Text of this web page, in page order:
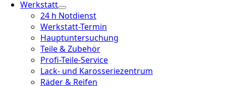
Werkstatt
24 h Notdienst
Werkstatt-Termin
Hauptuntersuchung
Teile & Zubehör
Profi-Teile-Service
Lack- und Karosseriezentrum
Räder & Reifen